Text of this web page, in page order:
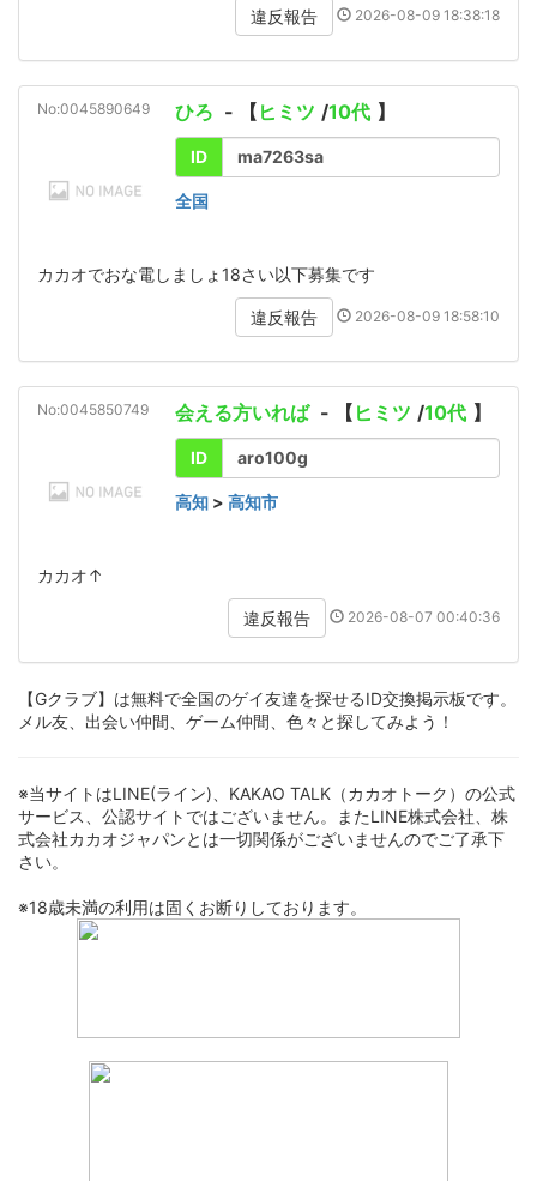
違反報告 2026-08-09 18:38:18
No:0045890649 ひろ - 【 ヒミツ /10代 】
ID ma7263sa
全国
カカオでおな電しましょ18さい以下募集です
違反報告 2026-08-09 18:58:10
No:0045850749 会える方いれば - 【 ヒミツ /10代 】
ID aro100g
高知 > 高知市
カカオ↑
違反報告 2026-08-07 00:40:36
【Gクラブ】は無料で全国のゲイ友達を探せるID交換掲示板です。
メル友、出会い仲間、ゲーム仲間、色々と探してみよう！
※当サイトはLINE(ライン)、KAKAO TALK（カカオトーク）の公式
サービス、公認サイトではございません。またLINE株式会社、株
式会社カカオジャパンとは一切関係がございませんのでご了承下
さい。
※18歳未満の利用は固くお断りしております。